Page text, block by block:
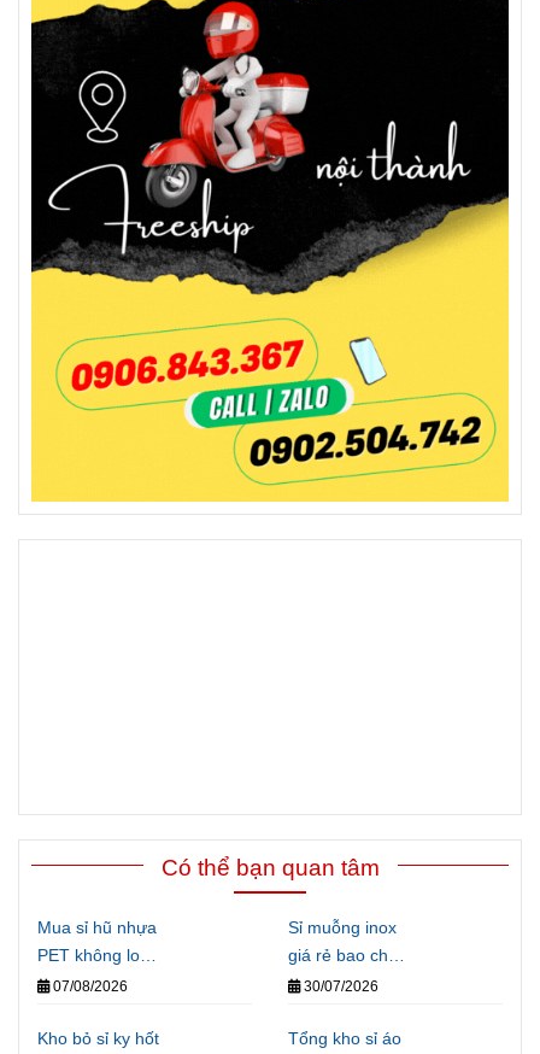
Có thể bạn quan tâm
Mua sỉ hũ nhựa
PET không lo
về giá
07/08/2026
Sỉ muỗng inox
giá rẻ bao chất
lượng
30/07/2026
Kho bỏ sỉ ky hốt
Tổng kho sỉ áo